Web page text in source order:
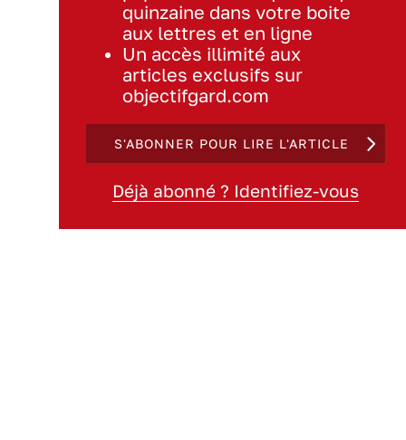
quinzaine dans votre boite
aux lettres et en ligne
Un accès illimité aux
articles exclusifs sur
objectifgard.com
S'ABONNER POUR LIRE L'ARTICLE
Déjà abonné ? Identifiez-vous